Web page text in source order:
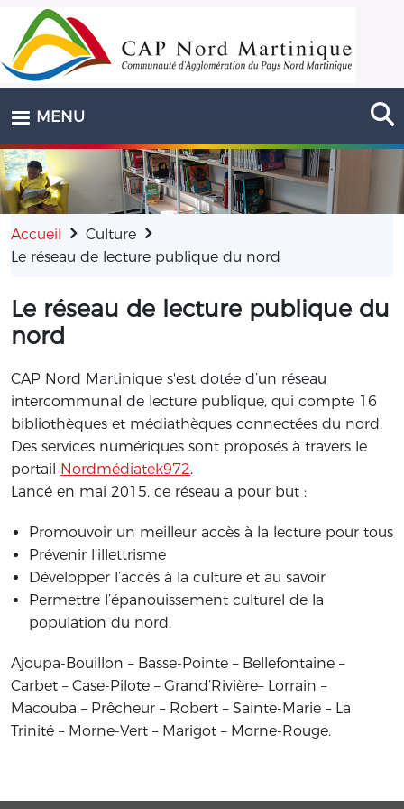
Aller au contenu principal
MENU
Accueil
Culture
Le réseau de lecture publique du nord
Le réseau de lecture publique du
nord
CAP Nord Martinique s'est dotée d’un réseau
intercommunal de lecture publique, qui compte 16
bibliothèques et médiathèques connectées du nord.
Des services numériques sont proposés à travers le
portail Nordmédiatek972.
Lancé en mai 2015, ce réseau a pour but :
Promouvoir un meilleur accès à la lecture pour tous
Prévenir l’illettrisme
Développer l’accès à la culture et au savoir
Permettre l’épanouissement culturel de la
population du nord.
Ajoupa-Bouillon – Basse-Pointe – Bellefontaine –
Carbet – Case-Pilote – Grand’Rivière– Lorrain –
Macouba – Prêcheur – Robert – Sainte-Marie – La
Trinité – Morne-Vert – Marigot – Morne-Rouge.